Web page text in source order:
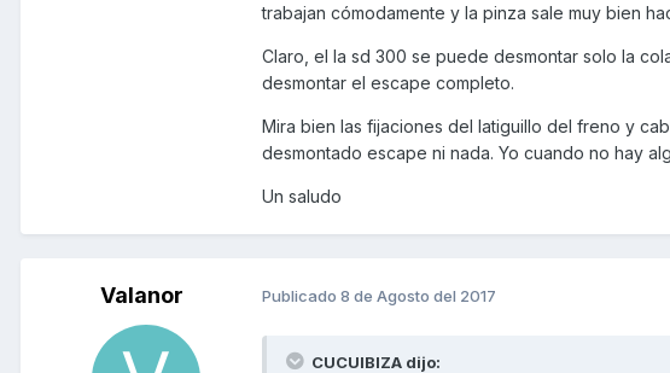
trabajan cómodamente y la pinza sale muy bien
Claro, el la sd 300 se puede desmontar solo la
desmontar el escape completo.
Mira bien las fijaciones del latiguillo del freno y
desmontado escape ni nada. Yo cuando no hay
Un saludo
Valanor Publicado 8 de Agosto del 2017
CUCUIBIZA dijo: